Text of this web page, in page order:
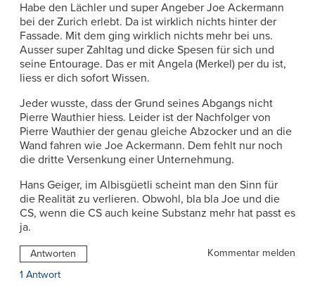
Habe den Lächler und super Angeber Joe Ackermann
bei der Zurich erlebt. Da ist wirklich nichts hinter der
Fassade. Mit dem ging wirklich nichts mehr bei uns.
Ausser super Zahltag und dicke Spesen für sich und
seine Entourage. Das er mit Angela (Merkel) per du ist,
liess er dich sofort Wissen.
Jeder wusste, dass der Grund seines Abgangs nicht
Pierre Wauthier hiess. Leider ist der Nachfolger von
Pierre Wauthier der genau gleiche Abzocker und an die
Wand fahren wie Joe Ackermann. Dem fehlt nur noch
die dritte Versenkung einer Unternehmung.
Hans Geiger, im Albisgüetli scheint man den Sinn für
die Realität zu verlieren. Obwohl, bla bla Joe und die
CS, wenn die CS auch keine Substanz mehr hat passt es
ja.
Antworten
Kommentar melden
1 Antwort